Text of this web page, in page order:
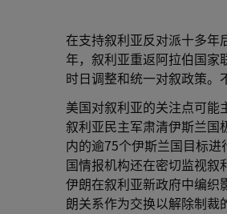
在支持叙利亚反对派十多
年，叙利亚重返阿拉伯国
时日调整和统一对叙政策。
美国对叙利亚的关注点可
叙利亚民主军肃清伊斯兰国
内的逾75个伊斯兰国目标
国情报机构还在密切监视
伊朗在叙利亚新政府中编织
朗关系作为交换以解除制裁